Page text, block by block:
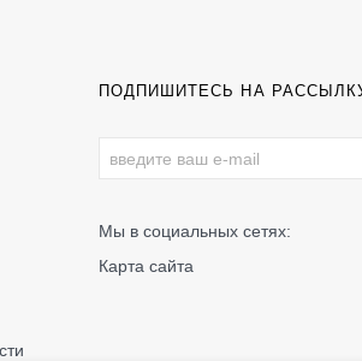
ПОДПИШИТЕСЬ НА
Мы в социальных сетях:
Карта сайта